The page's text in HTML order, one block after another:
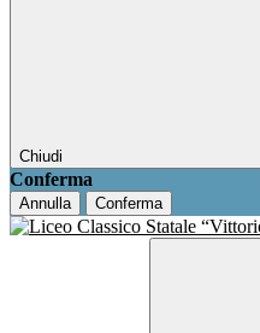
Chiudi
Conferma
Annulla Conferma